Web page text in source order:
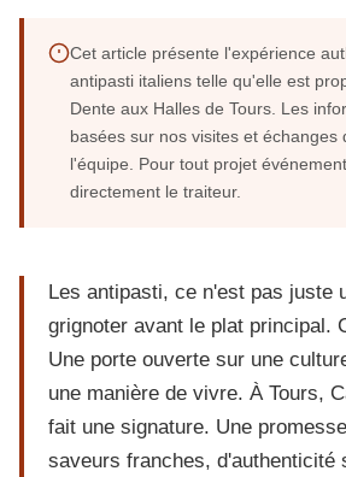
Cet article présente l'expérience
antipasti italiens telle qu'elle est
Dente aux Halles de Tours. Les
basées sur nos visites et échanges
l'équipe. Pour tout projet
directement le traiteur.
Les antipasti, ce n'est pas juste
grignoter avant le plat principal.
Une porte ouverte sur une
une manière de vivre. À Tours,
fait une signature. Une
saveurs franches, d'authenticité